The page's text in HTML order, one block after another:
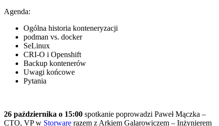
Agenda:
Ogólna historia konteneryzacji
podman vs. docker
SeLinux
CRI-O i Openshift
Backup kontenerów
Uwagi końcowe
Pytania
26 października o 15:00 spotkanie poprowadzi Paweł Mączka –
CTO, VP w Storware razem z Arkiem Galarowiczem – Inżynierem